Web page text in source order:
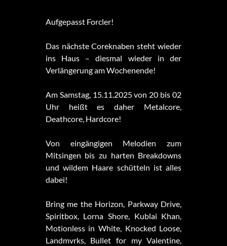
Aufgepasst Forcler!
Das nächste Coreknaben steht wieder
ins Haus – diesmal wieder in der
Verlängerung am Wochenende!
Am Samstag, 15.11.2025 von 20 bis 02
Uhr heißt es daher Metalcore,
Deathcore, Hardcore!
Von eingängigen Melodien zum
Mitsingen bis zu harten Breakdowns
und wildem Haare schütteln ist alles
dabei!
Bring me the Horizon, Parkway Drive,
Spiritbox, Lorna Shore, Kublai Khan,
Motionless in White, Knocked Loose,
Landmvrks, Bullet for my Valentine,